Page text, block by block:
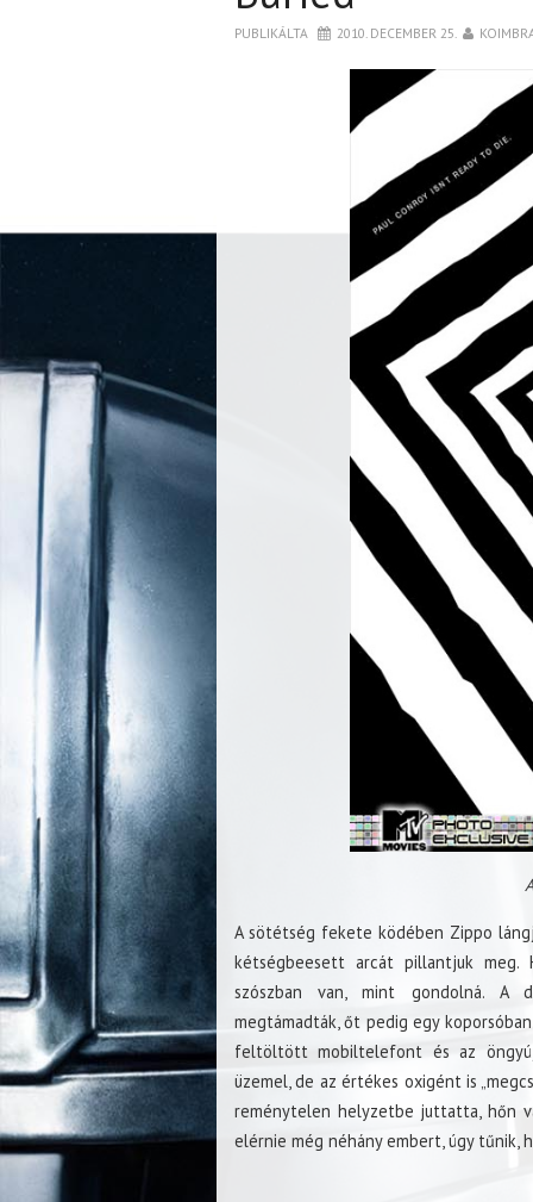
PUBLIKÁLTA 2010. DECEMBER 25.
A sötétség fekete ködében Zippo
kétségbeesett arcát pillantjuk meg.
szószban van, mint gondolná. A
megtámadták, őt pedig egy
feltöltött mobiltelefont és az
üzemel, de az értékes oxigént is
reménytelen helyzetbe juttatta, hőn
elérnie még néhány embert, úgy tűnik,